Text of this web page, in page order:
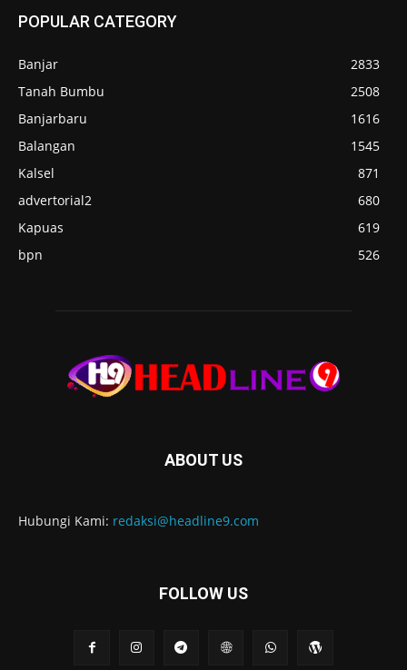
POPULAR CATEGORY
Banjar
2833
Tanah Bumbu
2508
Banjarbaru
1616
Balangan
1545
Kalsel
871
advertorial2
680
Kapuas
619
bpn
526
ABOUT US
Hubungi Kami: redaksi@headline9.com
FOLLOW US